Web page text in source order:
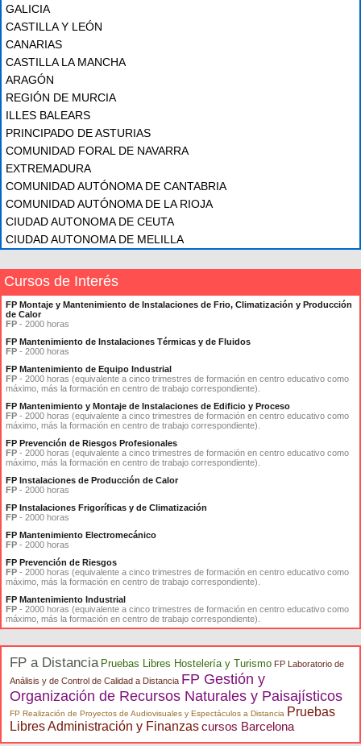
GALICIA
CASTILLA Y LEÓN
CANARIAS
CASTILLA LA MANCHA
ARAGÓN
REGIÓN DE MURCIA
ILLES BALEARS
PRINCIPADO DE ASTURIAS
COMUNIDAD FORAL DE NAVARRA
EXTREMADURA
COMUNIDAD AUTÓNOMA DE CANTABRIA
COMUNIDAD AUTÓNOMA DE LA RIOJA
CIUDAD AUTONOMA DE CEUTA
CIUDAD AUTONOMA DE MELILLA
Cursos de Interés
FP Montaje y Mantenimiento de Instalaciones de Frio, Climatización y Producción
de Calor
FP - 2000 horas
FP Mantenimiento de Instalaciones Térmicas y de Fluidos
FP - 2000 horas
FP Mantenimiento de Equipo Industrial
FP - 2000 horas (equivalente a cinco trimestres de formación en centro educativo como
máximo, más la formación en centro de trabajo correspondiente).
FP Mantenimiento y Montaje de Instalaciones de Edificio y Proceso
FP - 2000 horas (equivalente a cinco trimestres de formación en centro educativo como
máximo, más la formación en centro de trabajo correspondiente).
FP Prevención de Riesgos Profesionales
FP - 2000 horas (equivalente a cinco trimestres de formación en centro educativo como
máximo, más la formación en centro de trabajo correspondiente).
FP Instalaciones de Producción de Calor
FP - 2000 horas
FP Instalaciones Frigoríficas y de Climatización
FP - 2000 horas
FP Mantenimiento Electromecánico
FP - 2000 horas
FP Prevención de Riesgos
FP - 2000 horas (equivalente a cinco trimestres de formación en centro educativo como
máximo, más la formación en centro de trabajo correspondiente).
FP Mantenimiento Industrial
FP - 2000 horas (equivalente a cinco trimestres de formación en centro educativo como
máximo, más la formación en centro de trabajo correspondiente).
FP a Distancia Pruebas Libres Hostelería y Turismo FP Laboratorio de
Análisis y de Control de Calidad a Distancia FP Gestión y
Organización de Recursos Naturales y Paisajísticos
FP Realización de Proyectos de Audiovisuales y Espectáculos a Distancia Pruebas
Libres Administración y Finanzascursos Barcelona